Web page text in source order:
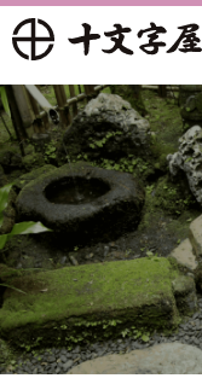
新着情報
十文字屋について